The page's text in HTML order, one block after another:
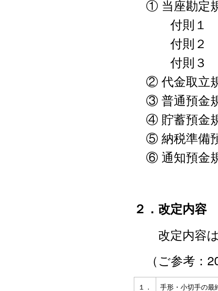
① 当座勘定
付則１ 約
付則２ 為
付則３
② 代金取立
③ 普通預金
④ 貯蓄預金
⑤ 納税準備
⑥ 通知預金
２．改定内容
改定内容
（ご参考：
１． 手形・小切手の最